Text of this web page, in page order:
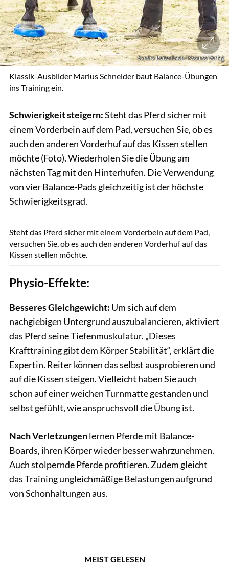
Sandra Reitenbach / Kosmos Verlag
Klassik-Ausbilder Marius Schneider baut Balance-Übungen
ins Training ein.
Schwierigkeit steigern:Steht das Pferd sicher mit
einem Vorderbein auf dem Pad, versuchen Sie, ob es
auch den anderen Vorderhuf auf das Kissen stellen
möchte (Foto). Wiederholen Sie die Übung am
nächsten Tag mit den Hinterhufen. Die Verwendung
von vier Balance-Pads gleichzeitig ist der höchste
Schwierigkeitsgrad.
Steht das Pferd sicher mit einem Vorderbein auf dem Pad,
versuchen Sie, ob es auch den anderen Vorderhuf auf das
Kissen stellen möchte.
Physio-Effekte:
Besseres Gleichgewicht: Um sich auf dem
nachgiebigen Untergrund auszubalancieren, aktiviert
das Pferd seine Tiefenmuskulatur. „Dieses
Krafttraining gibt dem Körper Stabilität“, erklärt die
Expertin. Reiter können das selbst ausprobieren und
auf die Kissen steigen. Vielleicht haben Sie auch
schon auf einer weichen Turnmatte gestanden und
selbst gefühlt, wie anspruchsvoll die Übung ist.
Nach Verletzungenlernen Pferde mit Balance-
Boards, ihren Körper wieder besser wahrzunehmen.
Auch stolpernde Pferde profitieren. Zudem gleicht
das Training ungleichmäßige Belastungen aufgrund
von Schonhaltungen aus.
MEIST GELESEN